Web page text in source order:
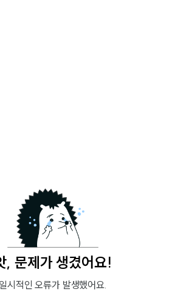
, 문제가 생겼어요!
일시적인 오류가 발생했어요.